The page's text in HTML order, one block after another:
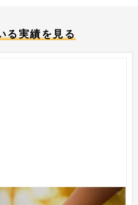
る実績を見る
インターナショナル